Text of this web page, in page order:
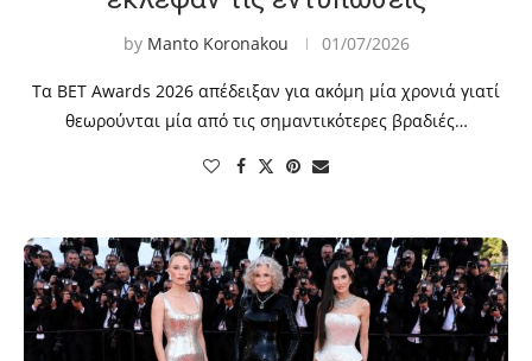
by Manto Koronakou 01/07/2026
Τα BET Awards 2026 απέδειξαν για ακόμη μία χρονιά γιατί
θεωρούνται μία από τις σημαντικότερες βραδιές…